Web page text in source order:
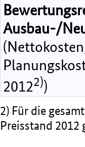
Ausbau-/
20122))
2) Für die
Preisstand 2012